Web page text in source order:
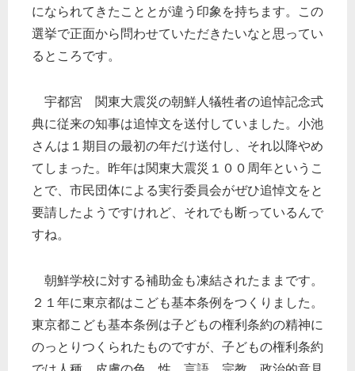
になられてきたこととが違う印象を持ちます。この
選挙で正面から問わせていただきたいなと思ってい
るところです。
宇都宮 関東大震災の朝鮮人犠牲者の追悼記念式
典に従来の知事は追悼文を送付していました。小池
さんは１期目の最初の年だけ送付し、それ以降やめ
てしまった。昨年は関東大震災１００周年というこ
とで、市民団体による実行委員会がぜひ追悼文をと
要請したようですけれど、それでも断っているんで
すね。
朝鮮学校に対する補助金も凍結されたままです。
２１年に東京都はこども基本条例をつくりました。
東京都こども基本条例は子どもの権利条約の精神に
のっとりつくられたものですが、子どもの権利条約